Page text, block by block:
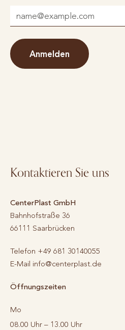
Anmelden
Kontaktieren Sie uns
CenterPlast GmbH
Bahnhofstraße 36
66111 Saarbrücken
Telefon +49 681 30140055
E-Mail info@centerplast.de
Öffnungszeiten
Mo
08.00 Uhr – 13.00 Uhr